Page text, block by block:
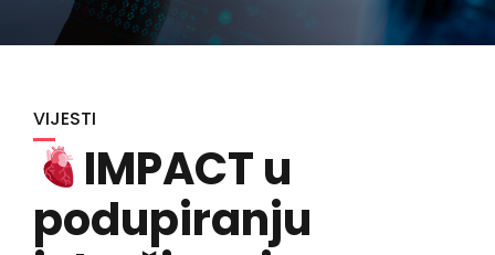
VIJESTI
IMPACT u
podupiranju